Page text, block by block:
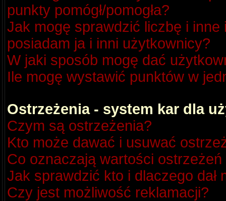
punkty pomógł/pomogła?
Jak mogę sprawdzić liczbę i
posiadam ja i inni użytkownicy?
W jaki sposób mogę dać
Ile mogę wystawić punktów w
Ostrzeżenia - system kar dla
Czym są ostrzeżenia?
Kto może dawać i usuwać
Co oznaczają wartości
Jak sprawdzić kto i dlaczego dał
Czy jest możliwość reklamacji?